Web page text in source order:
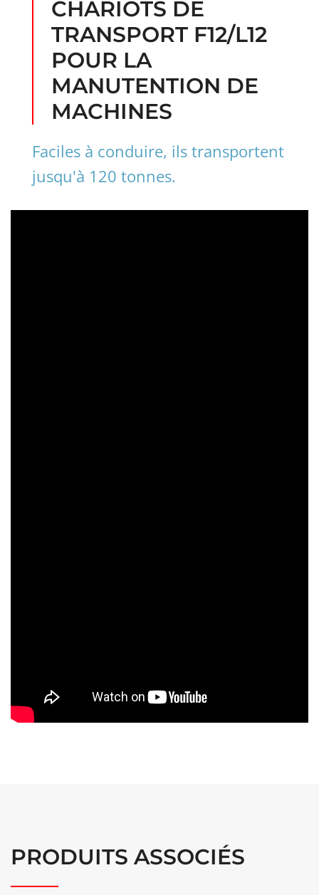
CHARIOTS DE
TRANSPORT F12/L12
POUR LA
MANUTENTION DE
MACHINES
Faciles à conduire, ils transportent
jusqu'à 120 tonnes.
PRODUITS ASSOCIÉS